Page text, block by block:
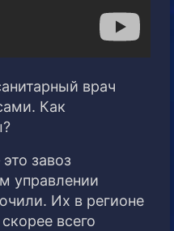
врач
Как
завоз
управлении
Их в регионе
всего